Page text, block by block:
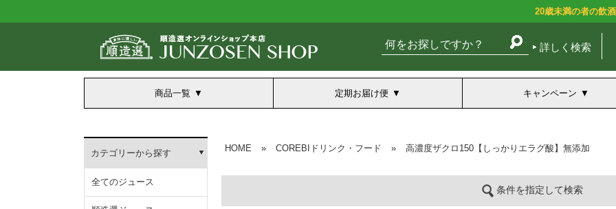
20歳未満の者の飲
詳しく検索
商品一覧 定期お届け便 キャンペーン
カテゴリーから探す
全てのジュース
HOME » COREBIドリンク・フード » 高濃度ザクロ150【しっかりエラグ酸】無添加
条件を指定して検索